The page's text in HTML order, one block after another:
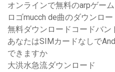
オンラインで無料のarpゲー
ロゴmucch de曲のダウンロー
無料ダウンロードコードバン
あなたはSIMカードなしで
できますか
大洪水急流ダウンロード